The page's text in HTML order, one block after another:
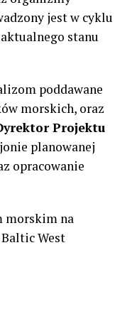
jest w cyklu
stanu
poddawane
morskich, oraz
Projektu
planowanej
opracowanie
morskim na
West